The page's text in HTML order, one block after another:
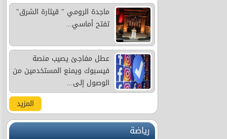
ماجدة الرومي " قيثارة الشرق"
تفتح أماسي...
عطل مفاجئ يصيب منصة
فيسبوك ويمنع المستخدمين من
الوصول إلى...
المزيد
رياضة